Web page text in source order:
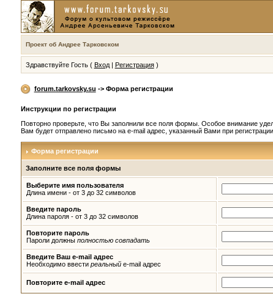
Проект об Андрее Тарковском
Здравствуйте Гость ( Вход| Регистрация)
forum.tarkovsky.su -> Форма регистрации
Инструкции по регистрации
Повторно проверьте, что Вы заполнили все поля формы. Особое внимание
Вам будет отправлено письмо на e-mail адрес, указанный Вами при
Форма регистрации
Заполните все поля формы
Выберите имя пользователя
Длина имени - от 3 до 32 символов
Введите пароль
Длина пароля - от 3 до 32 символов
Повторите пароль
Пароли должны полностью совпадать
Введите Ваш e-mail адрес
Необходимо ввести реальныйe-mail адрес
Повторите e-mail адрес